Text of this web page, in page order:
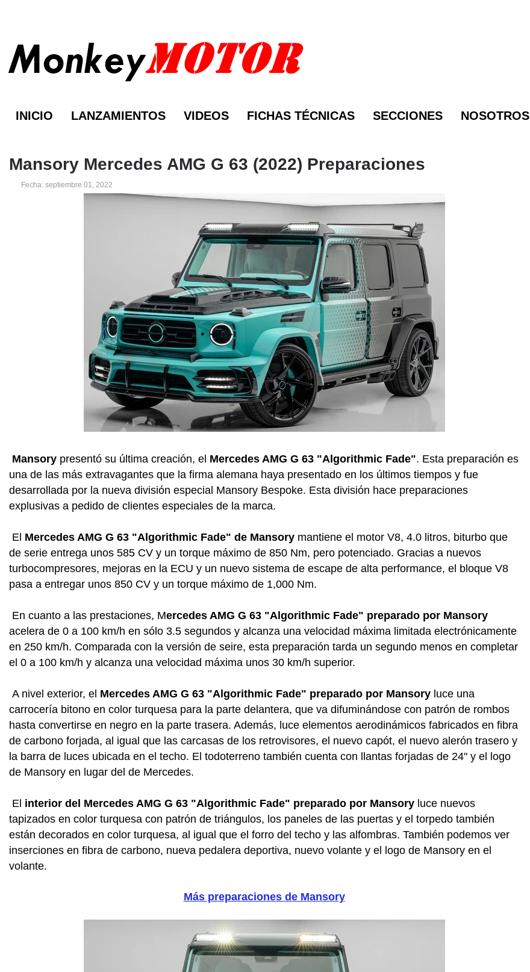
INICIO LANZAMIENTOS VIDEOS FICHAS TÉCNICAS SECCIONES NOSOTROS
Mansory Mercedes AMG G 63 (2022) Preparaciones
Fecha: septiembre 01, 2022
Mansory presentó su última creación, el Mercedes AMG G 63 "Algorithmic Fade". Esta preparación es
una de las más extravagantes que la firma alemana haya presentado en los últimos tiempos y fue
desarrollada por la nueva división especial Mansory Bespoke. Esta división hace preparaciones
explusivas a pedido de clientes especiales de la marca.
El Mercedes AMG G 63 "Algorithmic Fade" de Mansory mantiene el motor V8, 4.0 litros, biturbo que
de serie entrega unos 585 CV y un torque máximo de 850 Nm, pero potenciado. Gracias a nuevos
turbocompresores, mejoras en la ECU y un nuevo sistema de escape de alta performance, el bloque V8
pasa a entregar unos 850 CV y un torque máximo de 1,000 Nm.
En cuanto a las prestaciones, Mercedes AMG G 63 "Algorithmic Fade" preparado por Mansory
acelera de 0 a 100 km/h en sólo 3.5 segundos y alcanza una velocidad máxima limitada electrónicamente
en 250 km/h. Comparada con la versión de seire, esta preparación tarda un segundo menos en completar
el 0 a 100 km/h y alcanza una velocidad máxima unos 30 km/h superior.
A nivel exterior, el Mercedes AMG G 63 "Algorithmic Fade" preparado por Mansory luce una
carrocería bitono en color turquesa para la parte delantera, que va difuminándose con patrón de rombos
hasta convertirse en negro en la parte trasera. Además, luce elementos aerodinámicos fabricados en fibra
de carbono forjada, al igual que las carcasas de los retrovisores, el nuevo capót, el nuevo alerón trasero y
la barra de luces ubicada en el techo. El todoterreno también cuenta con llantas forjadas de 24" y el logo
de Mansory en lugar del de Mercedes.
El interior del Mercedes AMG G 63 "Algorithmic Fade" preparado por Mansory luce nuevos
tapizados en color turquesa con patrón de triángulos, los paneles de las puertas y el torpedo también
están decorados en color turquesa, al igual que el forro del techo y las alfombras. También podemos ver
inserciones en fibra de carbono, nueva pedalera deportiva, nuevo volante y el logo de Mansory en el
volante.
Más preparaciones de Mansory